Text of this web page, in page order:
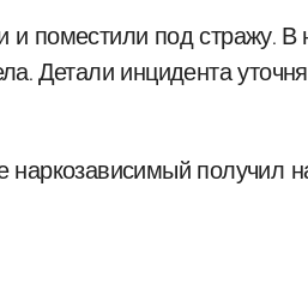
и поместили под стражу.
Детали инцидента
получил